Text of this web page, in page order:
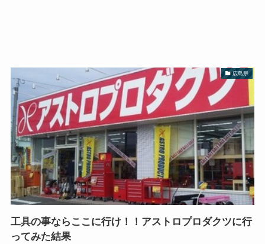
広島県
工具の事ならここに行け！！アストロプロダクツに行
ってみた結果